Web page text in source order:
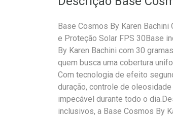
Base Cosmos By Karen
e Proteção Solar FPS 30Base
By Karen Bachini com 30
quem busca uma cobertura
Com tecnologia de efeito
duração, controle de
impecável durante todo o
inclusivos, a Base Cosmos By